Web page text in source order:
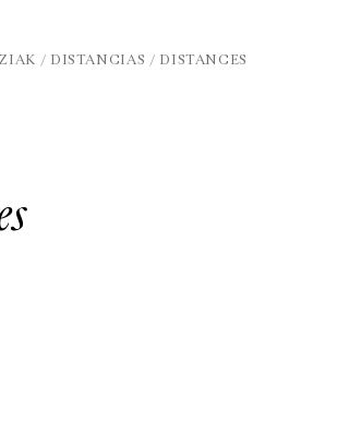
/ DISTANCIAS / DISTANCES